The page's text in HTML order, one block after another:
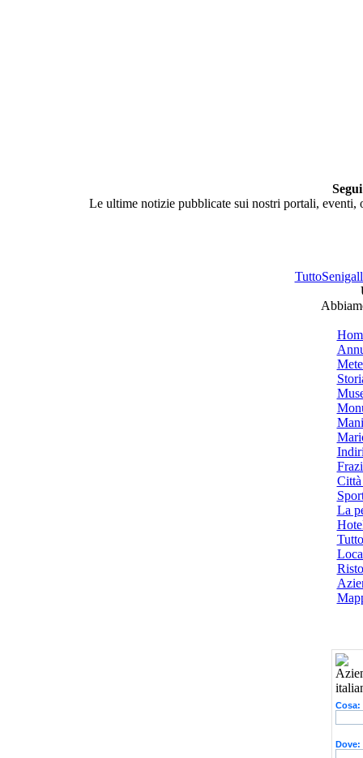
Le ultime notizie pubblicate sui nostri portali,
Città
La
Cosa:
Dove: